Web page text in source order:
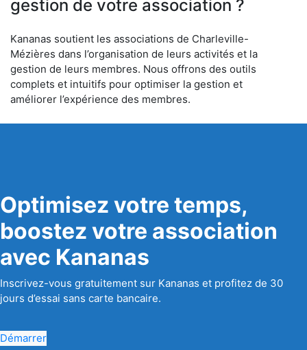
gestion de votre association ?
Kananas soutient les associations de Charleville-
Mézières dans l’organisation de leurs activités et la
gestion de leurs membres. Nous offrons des outils
complets et intuitifs pour optimiser la gestion et
améliorer l’expérience des membres.
Optimisez votre temps,
boostez votre association
avec Kananas
Inscrivez-vous gratuitement sur Kananas et profitez de 30
jours d’essai sans carte bancaire.
Démarrer